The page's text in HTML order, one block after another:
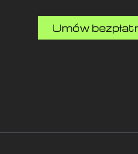
Umów